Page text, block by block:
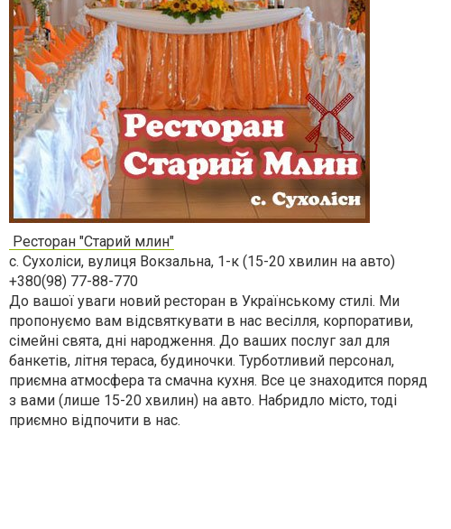
Ресторан "Старий млин"
с. Сухоліси, вулиця Вокзальна, 1-к (15-20 хвилин на авто)
+380(98) 77-88-770
До вашої уваги новий ресторан в Українському стилі. Ми
пропонуємо вам відсвяткувати в нас весілля, корпоративи,
сімейні свята, дні народження. До ваших послуг зал для
банкетів, літня тераса, будиночки. Турботливий персонал,
приємна атмосфера та смачна кухня. Все це знаходится поряд
з вами (лише 15-20 хвилин) на авто. Набридло місто, тоді
приємно відпочити в нас.